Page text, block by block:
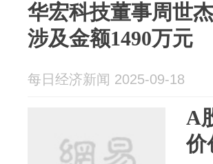
华宏科技董事周世
涉及金额1490万元
每日经济新闻 2025-09-18
A
价